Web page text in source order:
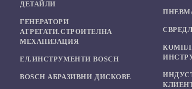
ДЕТАЙЛИ
ГЕНЕРАТОРИ
АГРЕГАТИ.СТРОИТЕЛНА
МЕХАНИЗАЦИЯ
ЕЛ.ИНСТРУМЕНТИ BOSCH
BOSCH АБРАЗИВНИ ДИСКОВЕ